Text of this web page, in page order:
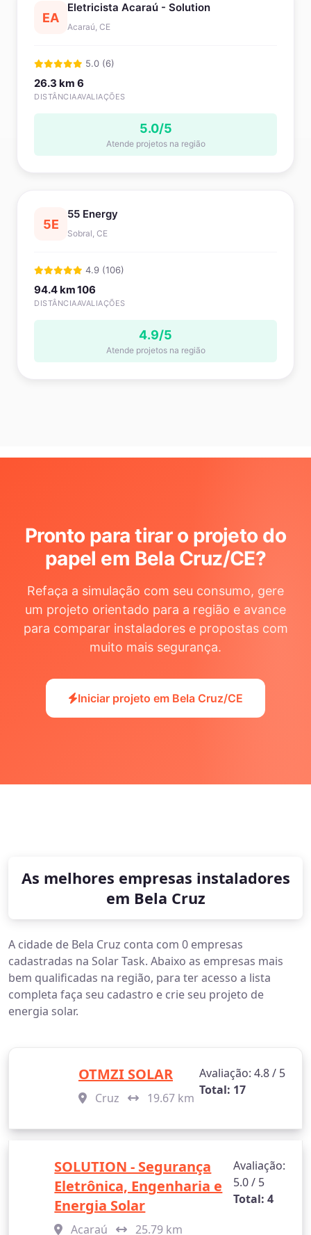
EA
Eletricista Acaraú - Solution
Acaraú, CE
5.0 (6)
26.3 km
DISTÂNCIA
6
AVALIAÇÕES
5.0/5
Atende projetos na região
5E
55 Energy
Sobral, CE
4.9 (106)
94.4 km
DISTÂNCIA
106
AVALIAÇÕES
4.9/5
Atende projetos na região
Pronto para tirar o projeto do
papel em Bela Cruz/CE?
Refaça a simulação com seu consumo, gere
um projeto orientado para a região e avance
para comparar instaladores e propostas com
muito mais segurança.
Iniciar projeto em Bela Cruz/CE
As melhores empresas instaladores
em Bela Cruz
A cidade de Bela Cruz conta com 0 empresas
cadastradas na Solar Task. Abaixo as empresas mais
bem qualificadas na região, para ter acesso a lista
completa faça seu cadastro e crie seu projeto de
energia solar.
OTMZI SOLAR
Cruz 19.67 km
Avaliação: 4.8 / 5
Total: 17
SOLUTION - Segurança
Eletrônica, Engenharia e
Energia Solar
Acaraú 25.79 km
Avaliação:
5.0 / 5
Total: 4